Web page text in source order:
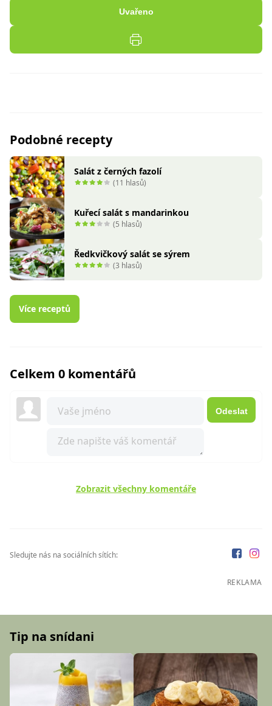
Uvařeno
Podobné recepty
Salát z černých fazolí
(11 hlasů)
Kuřecí salát s mandarinkou
(5 hlasů)
Ředkvičkový salát se sýrem
(3 hlasů)
Více receptů
Celkem 0 komentářů
Odeslat
Zobrazit všechny komentáře
Sledujte nás na sociálních sítích:
REKLAMA
Tip na snídani